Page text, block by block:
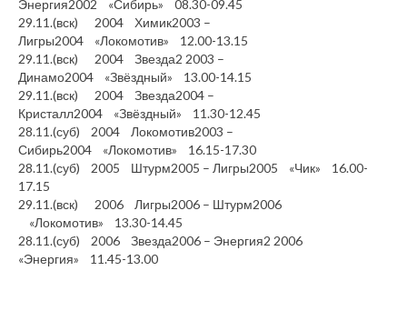
Энергия2002 «Сибирь» 08.30-09.45
29.11.(вск) 2004 Химик2003 –
Лигры2004 «Локомотив» 12.00-13.15
29.11.(вск) 2004 Звезда2 2003 –
Динамо2004 «Звёздный» 13.00-14.15
29.11.(вск) 2004 Звезда2004 –
Кристалл2004 «Звёздный» 11.30-12.45
28.11.(суб) 2004 Локомотив2003 –
Сибирь2004 «Локомотив» 16.15-17.30
28.11.(суб) 2005 Штурм2005 – Лигры2005 «Чик» 16.00-
17.15
29.11.(вск) 2006 Лигры2006 – Штурм2006
«Локомотив» 13.30-14.45
28.11.(суб) 2006 Звезда2006 – Энергия2 2006
«Энергия» 11.45-13.00